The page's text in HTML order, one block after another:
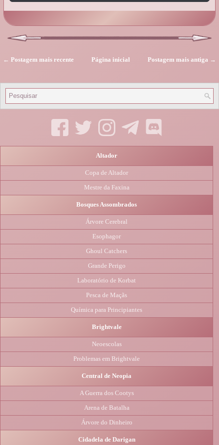
← Postagem mais recente Postagem mais antiga →
Página inicial
Altador
Copa de Altador
Mestre da Faxina
Bosques Assombrados
Árvore Cerebral
Esophagor
Ghoul Catchers
Grande Perigo
Laboratório de Korbat
Pesca de Maçãs
Química para Principiantes
Brightvale
Neoescolas
Problemas em Brightvale
Central de Neopia
A Guerra dos Cootys
Arena de Batalha
Árvore do Dinheiro
Cidadela de Darigan